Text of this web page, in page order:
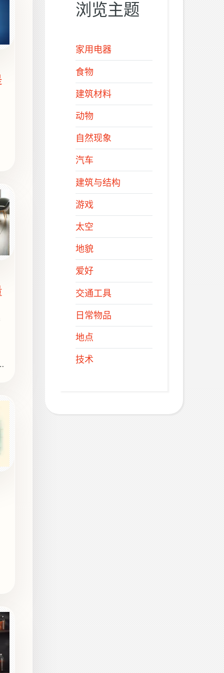
浏览主题
家用电器
食物
建筑材料
动物
自然现象
汽车
建筑与结构
游戏
太空
地貌
爱好
交通工具
日常物品
地点
技术